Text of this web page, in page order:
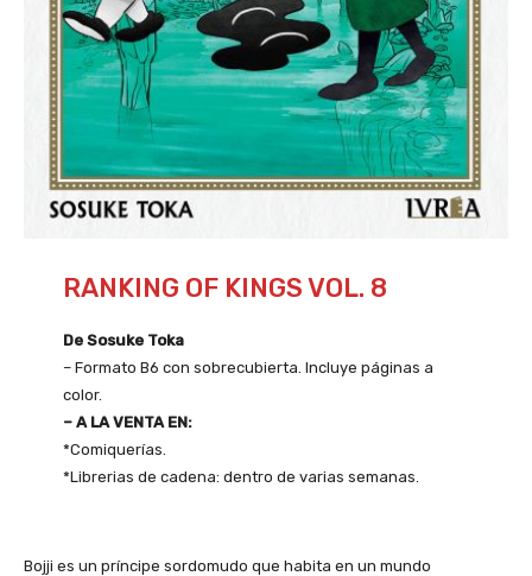
RANKING OF KINGS VOL. 8
De Sosuke Toka
– Formato B6 con sobrecubierta. Incluye páginas a
color.
– A LA VENTA EN:
*Comiquerías.
*Librerias de cadena: dentro de varias semanas.
Bojji es un príncipe sordomudo que habita en un mundo